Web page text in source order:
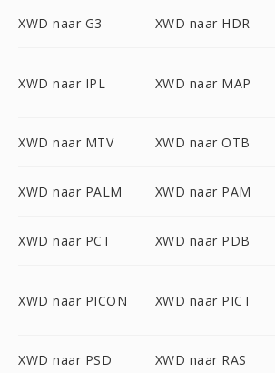
XWD naar G3 XWD naar HDR
XWD naar IPL XWD naar MAP
XWD naar MTV XWD naar OTB
XWD naar PALM XWD naar PAM
XWD naar PCT XWD naar PDB
XWD naar PICON XWD naar PICT
XWD naar PSD XWD naar RAS